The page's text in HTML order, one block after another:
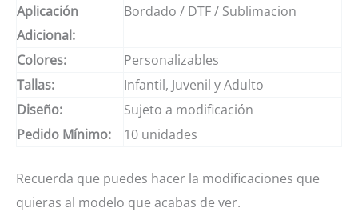
Aplicación
Adicional:
Bordado / DTF / Sublimacion
Colores:
Personalizables
Tallas:
Infantil, Juvenil y Adulto
Diseño:
Sujeto a modificación
Pedido Mínimo:
10 unidades
Recuerda que puedes hacer la modificaciones que
quieras al modelo que acabas de ver.